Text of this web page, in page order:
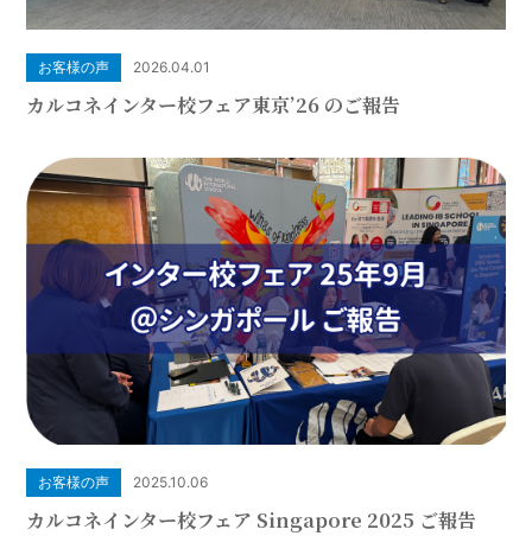
お客様の声 2026.04.01
カルコネインター校フェア東京’26 のご報告
お客様の声 2025.10.06
カルコネインター校フェア Singapore 2025 ご報告